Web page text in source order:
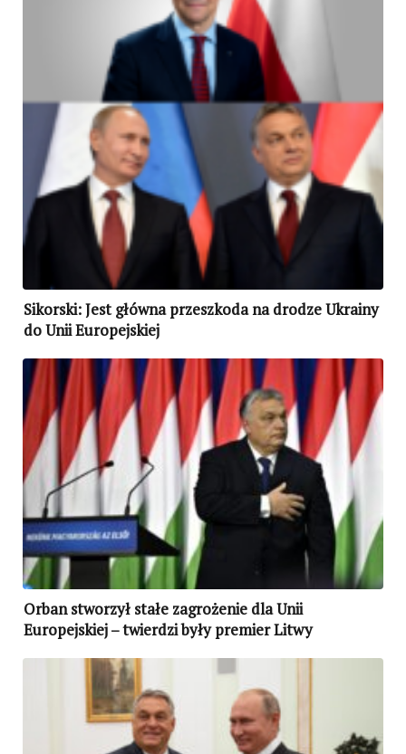
Sikorski: Jest główna przeszkoda na drodze Ukrainy
do Unii Europejskiej
Orban stworzył stałe zagrożenie dla Unii
Europejskiej – twierdzi były premier Litwy